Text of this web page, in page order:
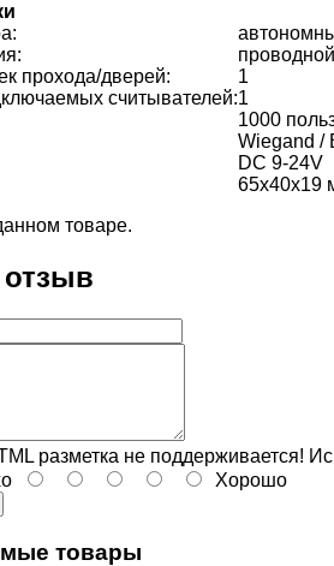
проводной
прохода/дверей:
1
считывателей:1
1000
Wiegand /
DC 9-24V
65х40х19
товаре.
разметка не поддерживается!
Хорошо
товары